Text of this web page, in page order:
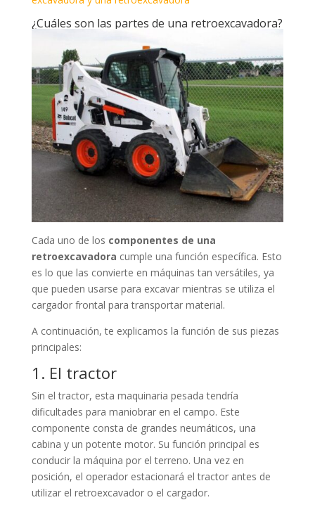
¿Cuáles son las partes de una retroexcavadora?
Cada uno de los componentes de una
retroexcavadora cumple una función específica. Esto
es lo que las convierte en máquinas tan versátiles, ya
que pueden usarse para excavar mientras se utiliza el
cargador frontal para transportar material.
A continuación, te explicamos la función de sus piezas
principales:
1. El tractor
Sin el tractor, esta maquinaria pesada tendría
dificultades para maniobrar en el campo. Este
componente consta de grandes neumáticos, una
cabina y un potente motor. Su función principal es
conducir la máquina por el terreno. Una vez en
posición, el operador estacionará el tractor antes de
utilizar el retroexcavador o el cargador.